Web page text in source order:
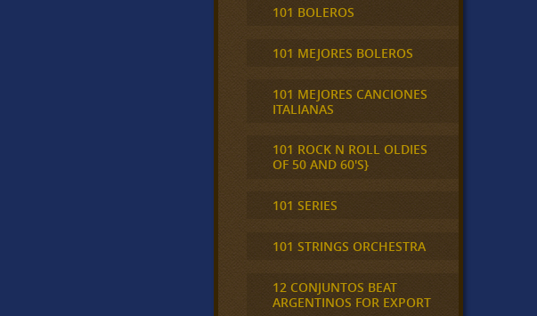
101 BOLEROS
101 MEJORES BOLEROS
101 MEJORES CANCIONES
ITALIANAS
101 ROCK N ROLL OLDIES
OF 50 AND 60'S}
101 SERIES
101 STRINGS ORCHESTRA
12 CONJUNTOS BEAT
ARGENTINOS FOR EXPORT